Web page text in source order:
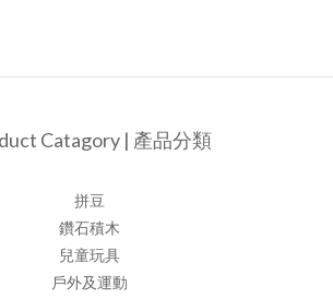
Catagory | 產品分類
拼豆
鑽石積木
兒童玩具
戶外及運動